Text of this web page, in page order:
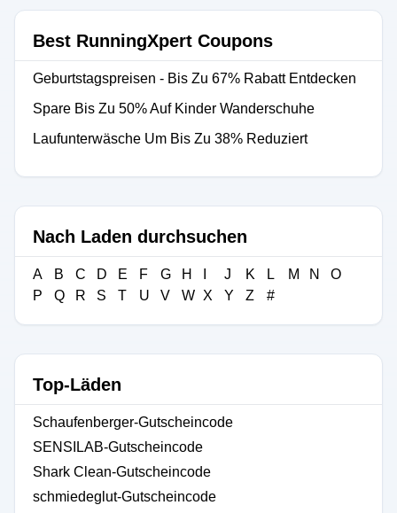
Best RunningXpert Coupons
Geburtstagspreisen - Bis Zu 67% Rabatt Entdecken
Spare Bis Zu 50% Auf Kinder Wanderschuhe
Laufunterwäsche Um Bis Zu 38% Reduziert
Nach Laden durchsuchen
A B C D E F G H J K L M N
O
P
Q R S T U V W X Y Z #
Top-Läden
Schaufenberger-Gutscheincode
SENSILAB-Gutscheincode
Shark Clean-Gutscheincode
schmiedeglut-Gutscheincode